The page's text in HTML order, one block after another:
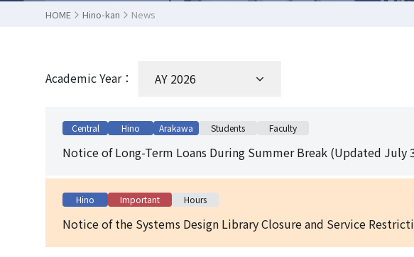
HOME Hino-kan News
Academic Year：
Central Hino Arakawa Students Faculty
Notice of Long-Term Loans During Summer Break (Updated July
Hino Important Hours
Notice of the Systems Design Library Closure and Service